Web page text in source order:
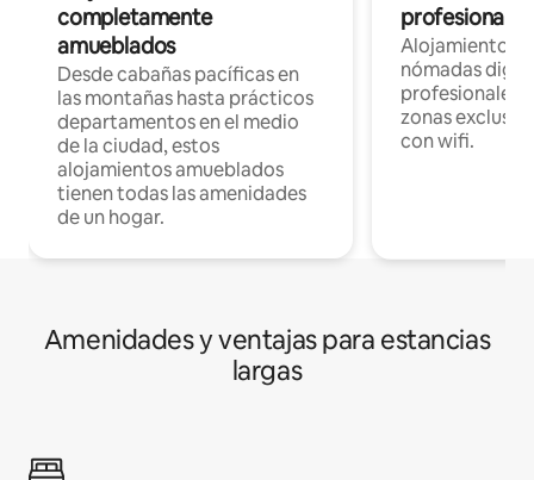
completamente
amueblados
Desde cabañas pacíficas en
las montañas hasta prácticos
departamentos en el medio
de la ciudad, estos
alojamientos amueblados
tienen todas las amenidades
de un hogar.
Alojamientos
nómadas
profesionales
zonas
con wifi.
Amenidades y ventajas para estancias
largas